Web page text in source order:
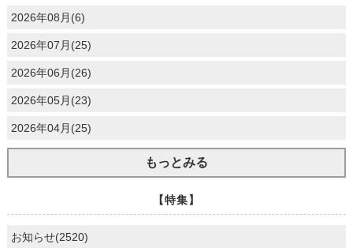
2026年08月(6)
2026年07月(25)
2026年06月(26)
2026年05月(23)
2026年04月(25)
もっとみる
【特集】
お知らせ(2520)